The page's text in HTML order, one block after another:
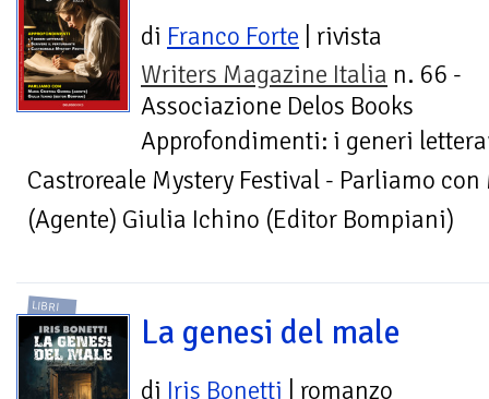
di Franco Forte | rivista
Writers Magazine Italia n. 66 -
Associazione Delos Books
Approfondimenti: i generi
Castroreale Mystery Festival - Parliamo
(Agente) Giulia Ichino (Editor Bompiani)
LIBRI
La genesi del male
di Iris Bonetti | romanzo